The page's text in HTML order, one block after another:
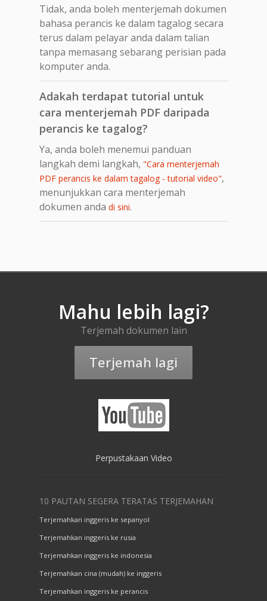
Tidak, anda boleh menterjemah dokumen
bahasa perancis ke dalam tagalog secara
terus dalam pelayar anda dalam talian
tanpa memasang sebarang perisian pada
komputer anda.
Adakah terdapat tutorial untuk
cara menterjemah PDF daripada
perancis ke tagalog?
Ya, anda boleh menemui panduan
langkah demi langkah, "Cara menterjemah
PDF perancis ke dalam tagalog - tutorial video",
menunjukkan cara menterjemah
dokumen anda di sini.
Mahu lebih lagi?
Terjemah dokumen lain
Terjemah lagi
Perpustakaan Video
10 PAUTAN SEGERA TERATAS TERJEMAHAN
Terjemahkan inggeris ke sepanyol
Terjemahkan inggeris ke rusia
Terjemahkan inggeris ke indonesia
Terjemahkan cina (mudah) ke inggeris
Terjemahkan inggeris ke perancis